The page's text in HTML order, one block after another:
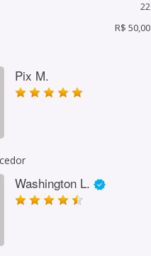
22
R$ 50,00
Pix M.
Washington L.